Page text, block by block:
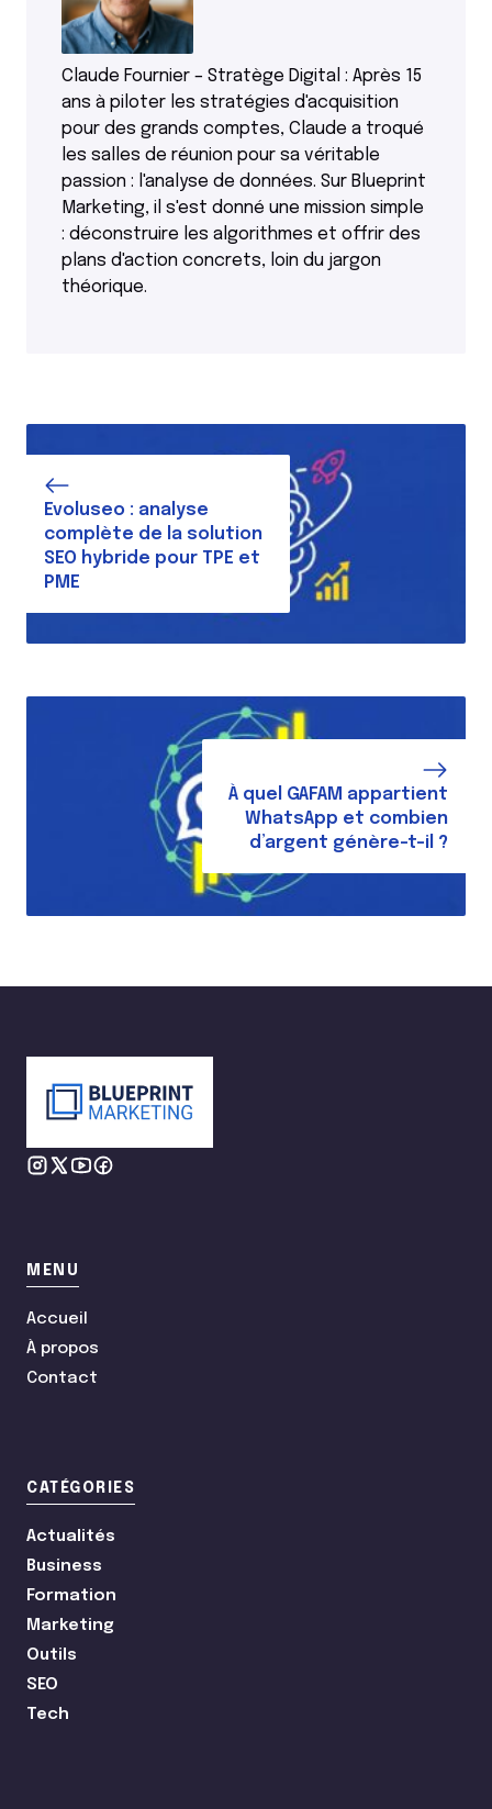
Claude Fournier – Stratège Digital : Après 15
ans à piloter les stratégies d'acquisition
pour des grands comptes, Claude a troqué
les salles de réunion pour sa véritable
passion : l'analyse de données. Sur Blueprint
Marketing, il s'est donné une mission simple
: déconstruire les algorithmes et offrir des
plans d'action concrets, loin du jargon
théorique.
Evoluseo : analyse
complète de la solution
SEO hybride pour TPE et
PME
À quel GAFAM appartient
WhatsApp et combien
d’argent génère-t-il ?
MENU
Accueil
À propos
Contact
CATÉGORIES
Actualités
Business
Formation
Marketing
Outils
SEO
Tech